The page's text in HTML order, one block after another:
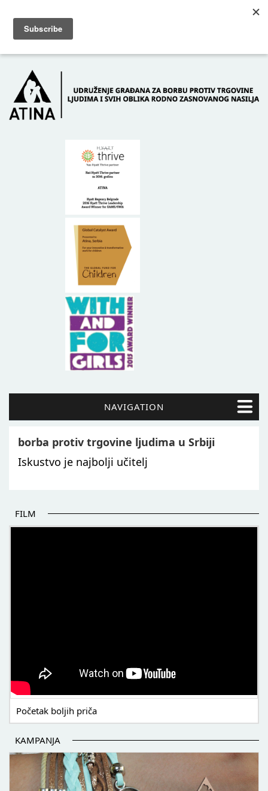
POČETNA O NAMA
NAVIGATION
borba protiv trgovine ljudima u Srbiji
Iskustvo je najbolji učitelj
FILM
Početak boljih priča
KAMPANJA